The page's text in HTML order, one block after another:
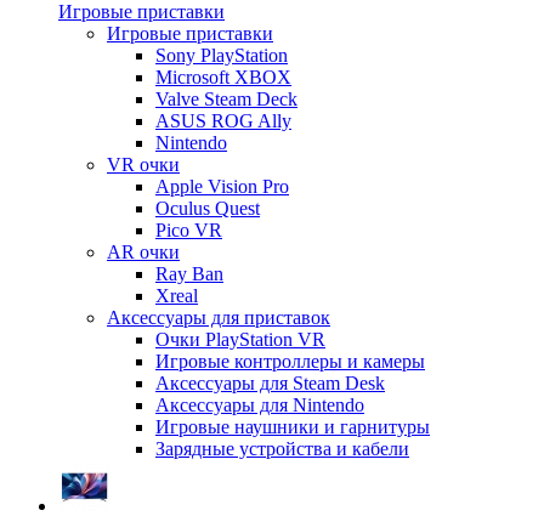
Игровые приставки
Игровые приставки
Sony PlayStation
Microsoft XBOX
Valve Steam Deck
ASUS ROG Ally
Nintendo
VR очки
Apple Vision Pro
Oculus Quest
Pico VR
AR очки
Ray Ban
Xreal
Аксессуары для приставок
Очки PlayStation VR
Игровые контроллеры и камеры
Аксессуары для Steam Desk
Аксессуары для Nintendo
Игровые наушники и гарнитуры
Зарядные устройства и кабели